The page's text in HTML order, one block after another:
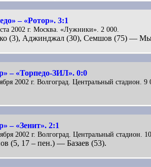
– «Ротор». 3:1
2002 г. Москва. «Лужники». 2 000.
(3), Аджинджал (30), Семшов (75) —
– «Торпедо-ЗИЛ». 0:0
2002 г. Волгоград. Центральный стадион. 9
– «Зенит». 2:1
2002 г. Волгоград. Центральный стадион.
(5, 17 – пен.) — Базаев (53).